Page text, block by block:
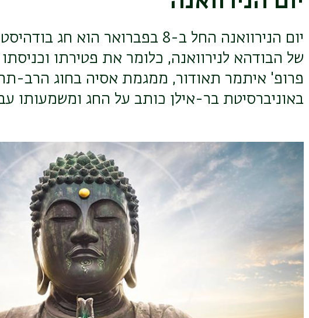
יום הנירוואנה החל ב-8 בפברואר הוא
של הבודהא לנירוואנה, כלומר את פטירתו
פרופ' איתמר תאודור, ממגמת אסיה בחוג הרב-
באוניברסיטת בר-אילן כותב על החג ומשמעותו
תמונה